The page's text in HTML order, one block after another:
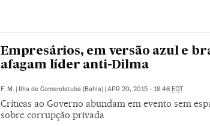
Empresários, em versão azul e
afagam líder anti-Dilma
F. M. Ilha de Comandatuba (Bahia) APR 20, 2015 - 18:46 EDT
Críticas ao Governo abundam em evento sem
sobre corrupção privada